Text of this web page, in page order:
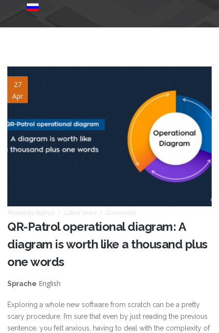
27
Apr
Operational-Diagram-bp.jpg
Posted by blignos Latest news Comments
QR-Patrol operational diagram: A
diagram is worth like a thousand plus
one words
Sprache English
Exploring a whole new software from scratch can be a pretty
scary procedure. I’m sure that even by just reading the previous
sentence, you felt anxious, having to deal with the complexity of